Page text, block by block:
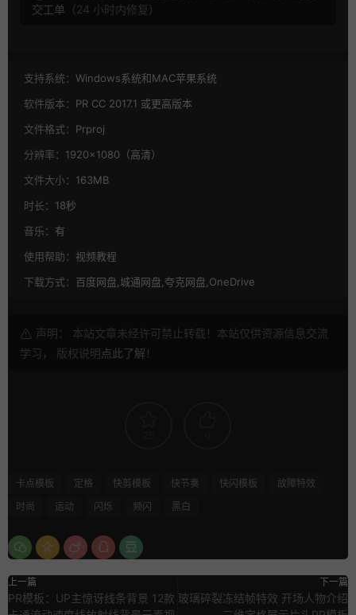
交工单 （24 小时内修复）
支持系统： Windows系统和MAC苹果系统
软件版本： PR CC 2017.1 或更高版本
文件格式： Prproj
分辨率： 1920×1080（高清）
文件大小： 163MB
时长： 18秒
音乐： 有
使用帮助： 视频教程
下载方式： 百度网盘,城通网盘,夸克网盘,OneDrive
声明： 本站文章未经许可禁止转载！本站仅供资源信息交流
学习， 版权说明点此了解 ！
卡点模板 定格 快剪模板 快节奏 快闪模板
故障特效
时尚
运动 闪烁 频闪 黑白
上一篇
PR模板：UP主惊讶线条背景 12款
下一篇
玻璃碎裂冻结帧特效 开场人物介绍